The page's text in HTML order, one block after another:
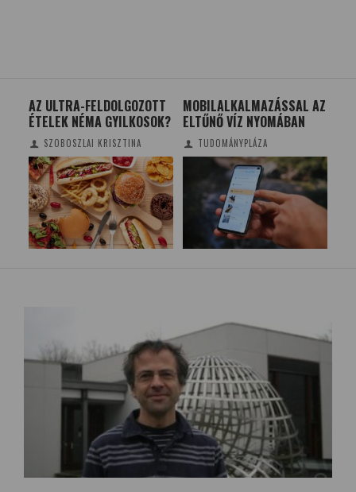
AZ ULTRA-FELDOLGOZOTT
ÉTELEK NÉMA GYILKOSOK?
SZOBOSZLAI KRISZTINA
MOBILALKALMAZÁSSAL AZ
ELTŰNŐ VÍZ NYOMÁBAN
TUDOMÁNYPLÁZA